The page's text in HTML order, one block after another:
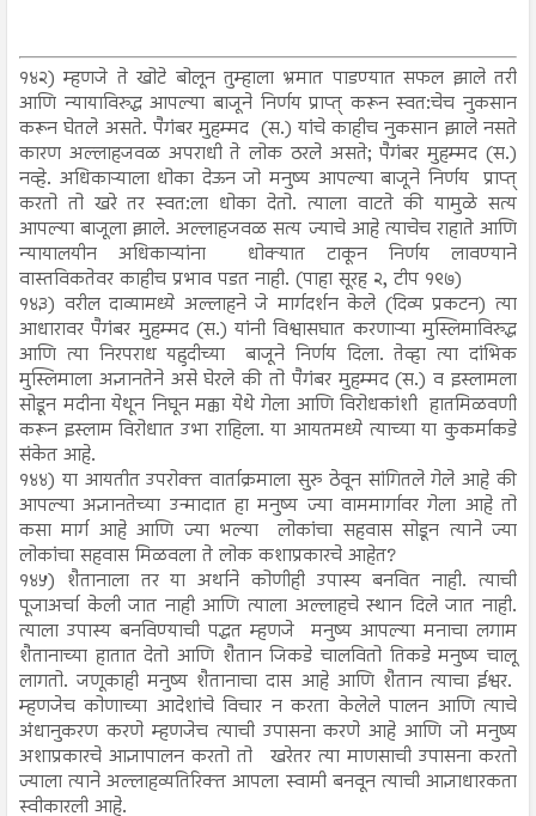
१४२) म्हणजे ते खोटे बोलून तुम्हाला भ्रमात पाडण्यात सफल झाले तरी
आणि न्यायाविरुद्ध आपल्या बाजूने निर्णय प्राप्त् करून स्वत:चेच नुकसान
करून घेतले असते. पैगंबर मुहम्मद (स.) यांचे काहीच नुकसान झाले नसते
कारण अल्लाहजवळ अपराधी ते लोक ठरले असते; पैगंबर मुहम्मद (स.)
नव्हे. अधिकाऱ्याला धोका देऊन जो मनुष्य आपल्या बाजूने निर्णय प्राप्त्
करतो तो खरे तर स्वत:ला धोका देतो. त्याला वाटते की यामुळे सत्य
आपल्या बाजूला झाले. अल्लाहजवळ सत्य ज्याचे आहे त्याचेच राहाते आणि
न्यायालयीन अधिकाऱ्यांना धोक्यात टाकून निर्णय लावण्याने
वास्तविकतेवर काहीच प्रभाव पडत नाही. (पाहा सूरह २, टीप १९७)
१४३) वरील दाव्यामध्ये अल्लाहने जे मार्गदर्शन केले (दिव्य प्रकटन) त्या
आधारावर पैगंबर मुहम्मद (स.) यांनी विश्वासघात करणाऱ्या मुस्लिमाविरुद्ध
आणि त्या निरपराध यहुदीच्या बाजूने निर्णय दिला. तेव्हा त्या दांभिक
मुस्लिमाला अज्ञानतेने असे घेरले की तो पैगंबर मुहम्मद (स.) व इस्लामला
सोडून मदीना येथून निघून मक्का येथे गेला आणि विरोधकांशी हातमिळवणी
करून इस्लाम विरोधात उभा राहिला. या आयतमध्ये त्याच्या या कुकर्माकडे
संकेत आहे.
१४४) या आयतीत उपरोक्त वार्ताक्रमाला सुरु ठेवून सांगितले गेले आहे की
आपल्या अज्ञानतेच्या उन्मादात हा मनुष्य ज्या वाममार्गावर गेला आहे तो
कसा मार्ग आहे आणि ज्या भल्या लोकांचा सहवास सोडून त्याने ज्या
लोकांचा सहवास मिळवला ते लोक कशाप्रकारचे आहेत?
१४५) शैतानाला तर या अर्थाने कोणीही उपास्य बनवित नाही. त्याची
पूजाअर्चा केली जात नाही आणि त्याला अल्लाहचे स्थान दिले जात नाही.
त्याला उपास्य बनविण्याची पद्धत म्हणजे मनुष्य आपल्या मनाचा लगाम
शैतानाच्या हातात देतो आणि शैतान जिकडे चालवितो तिकडे मनुष्य चालू
लागतो. जणूकाही मनुष्य शैतानाचा दास आहे आणि शैतान त्याचा ईश्वर.
म्हणजेच कोणाच्या आदेशांचे विचार न करता केलेले पालन आणि त्याचे
अंधानुकरण करणे म्हणजेच त्याची उपासना करणे आहे आणि जो मनुष्य
अशाप्रकारचे आज्ञापालन करतो तो खरेतर त्या माणसाची उपासना करतो
ज्याला त्याने अल्लाहव्यतिरिक्त आपला स्वामी बनवून त्याची आज्ञाधारकता
स्वीकारली आहे.